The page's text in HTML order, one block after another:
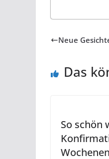
Neue
Das
So schön